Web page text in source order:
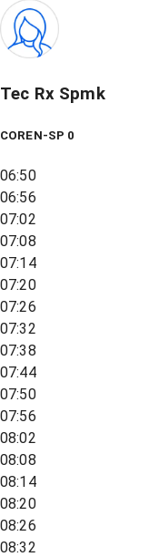
Tec Rx Spmk
COREN-SP 0
06:50
06:56
07:02
07:08
07:14
07:20
07:26
07:32
07:38
07:44
07:50
07:56
08:02
08:08
08:14
08:20
08:26
08:32